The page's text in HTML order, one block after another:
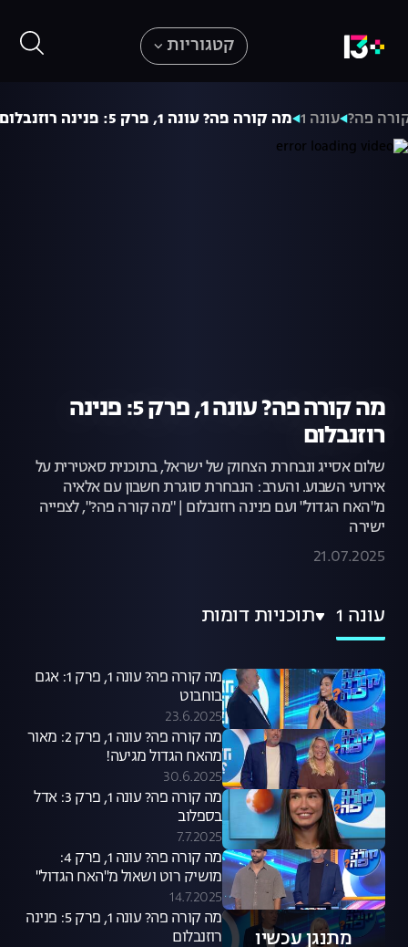
קטגוריות
פה? עונה 1 מה קורה פה? עונה 1, פרק 5: פנינה רוזנבלום
מה קורה פה? עונה 1, פרק 5: פנינה
רוזנבלום
שלום אסייג ונבחרת הצחוק של ישראל, בתוכנית סאטירית על
אירועי השבוע. והערב: הנבחרת סוגרת חשבון עם אלאיה
מ"האח הגדול" ועם פנינה רוזנבלום | "מה קורה פה?", לצפייה
ישירה
21.07.2025
עונה 1 תוכניות דומות
מה קורה פה? עונה 1, פרק 1: אגם
בוחבוט
23.6.2025
מה קורה פה? עונה 1, פרק 2: מאור
מהאח הגדול מגיעה!
30.6.2025
מה קורה פה? עונה 1, פרק 3: אדל
בספלוב
7.7.2025
מה קורה פה? עונה 1, פרק 4:
מושיק רוט ושאול מ"האח הגדול"
14.7.2025
מתנגן עכשיו
מה קורה פה? עונה 1, פרק 5: פנינה
רוזנבלום